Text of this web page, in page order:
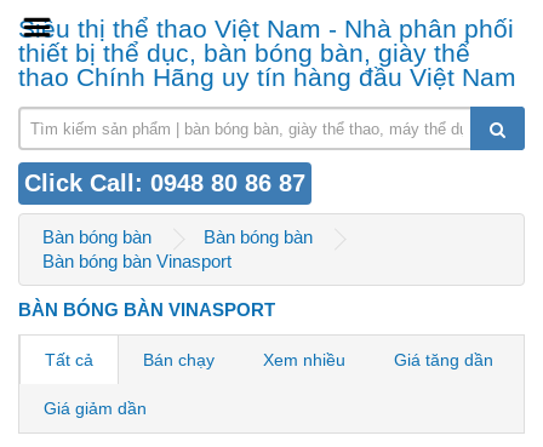
Siêu thị thể thao Việt Nam - Nhà phân phối
thiết bị thể dục, bàn bóng bàn, giày thể
thao Chính Hãng uy tín hàng đầu Việt Nam
Click Call: 0948 80 86 87
Bàn bóng bàn
Bàn bóng bàn
Bàn bóng bàn Vinasport
BÀN BÓNG BÀN VINASPORT
Tất cả Bán chạy Xem nhiều Giá tăng dần
Giá giảm dần